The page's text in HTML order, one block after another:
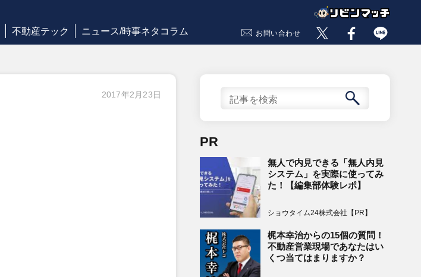
不動産テック ニュース/時事ネタコラム お問い合わせ
2017年2月23日
PR
無人で内見できる「無人内見
システム」を実際に使ってみ
た！【編集部体験レポ】
ショウタイム24株式会社【PR】
梶本幸治からの15個の質問！
不動産営業現場であなたはい
くつ当てはまりますか？